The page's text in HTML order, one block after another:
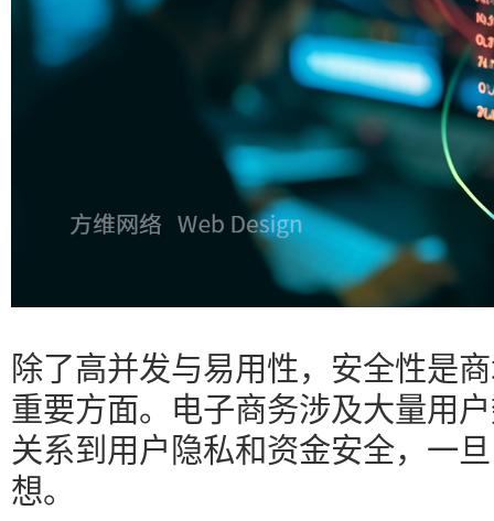
除了高并发与易用性，安全性是
重要方面。电子商务涉及大量用
关系到用户隐私和资金安全，一
想。